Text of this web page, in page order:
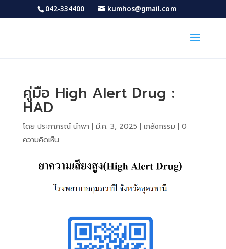
042-334400 kumhos@gmail.com
คู่มือ High Alert Drug :
HAD
โดย ประภาภรณ์ นำพา | มี.ค. 3, 2025 | เภสัชกรรม | 0
ความคิดเห็น